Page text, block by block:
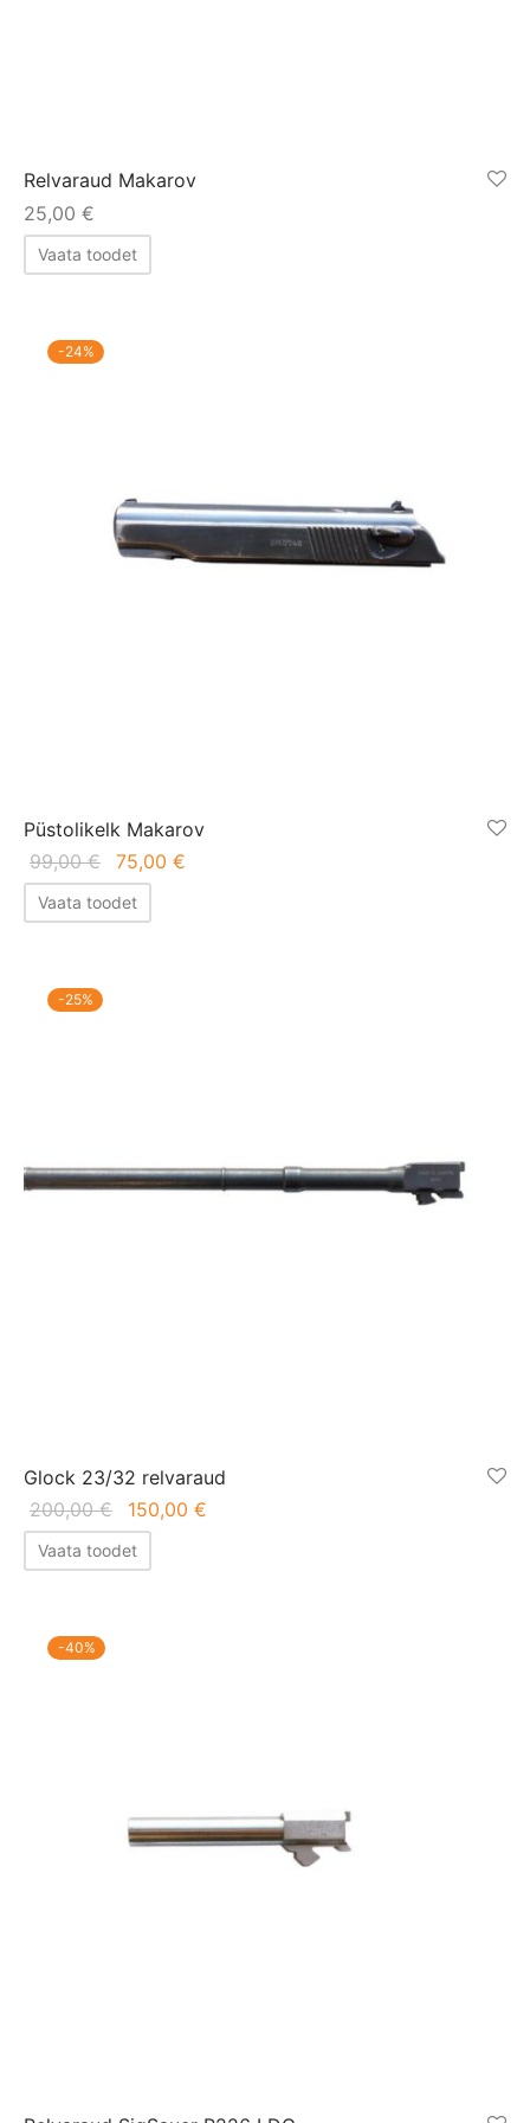
Relvaraud Makarov
25,00 €
Vaata toodet
-24%
Püstolikelk Makarov
99,00€
Algne
hind oli:
99,00 €.
75,00 €
Vaata toodet
-25%
Glock 23/32 relvaraud
200,00€
Algne
hind oli:
200,00 €.
150,00 €
Vaata toodet
-40%